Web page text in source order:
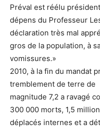
Préval est réélu
dépens du Professeur
déclaration très mal
gros de la population, à
vomissures.»
2010, à la fin du mandat
tremblement de terre de
magnitude 7,2 a ravagé
300 000 morts, 1,5
déplacés internes et a